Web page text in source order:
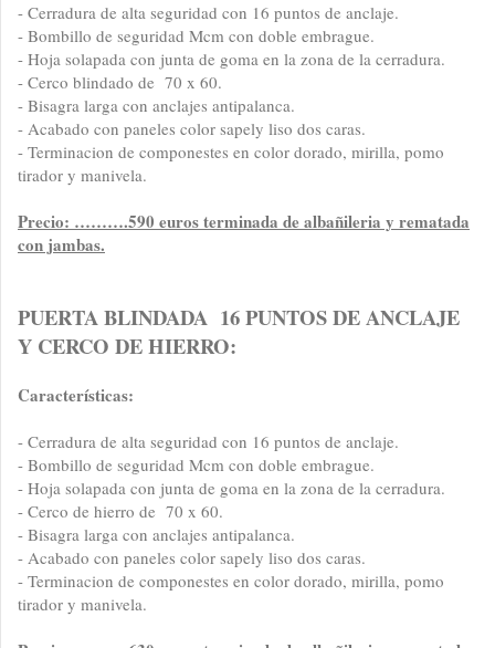
- Cerradura de alta seguridad con 16 puntos de anclaje.
- Bombillo de seguridad Mcm con doble embrague.
- Hoja solapada con junta de goma en la zona de la cerradura.
- Cerco blindado de 70 x 60.
- Bisagra larga con anclajes antipalanca.
- Acabado con paneles color sapely liso dos caras.
- Terminacion de componestes en color dorado, mirilla, pomo
tirador y manivela.
Precio: ……….590 euros terminada de albañileria y rematada
con jambas.
PUERTA BLINDADA 16 PUNTOS DE ANCLAJE
Y CERCO DE HIERRO:
Características:
- Cerradura de alta seguridad con 16 puntos de anclaje.
- Bombillo de seguridad Mcm con doble embrague.
- Hoja solapada con junta de goma en la zona de la cerradura.
- Cerco de hierro de 70 x 60.
- Bisagra larga con anclajes antipalanca.
- Acabado con paneles color sapely liso dos caras.
- Terminacion de componestes en color dorado, mirilla, pomo
tirador y manivela.